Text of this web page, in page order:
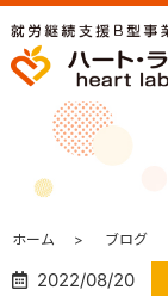
ホーム ブログ
2022/08/20